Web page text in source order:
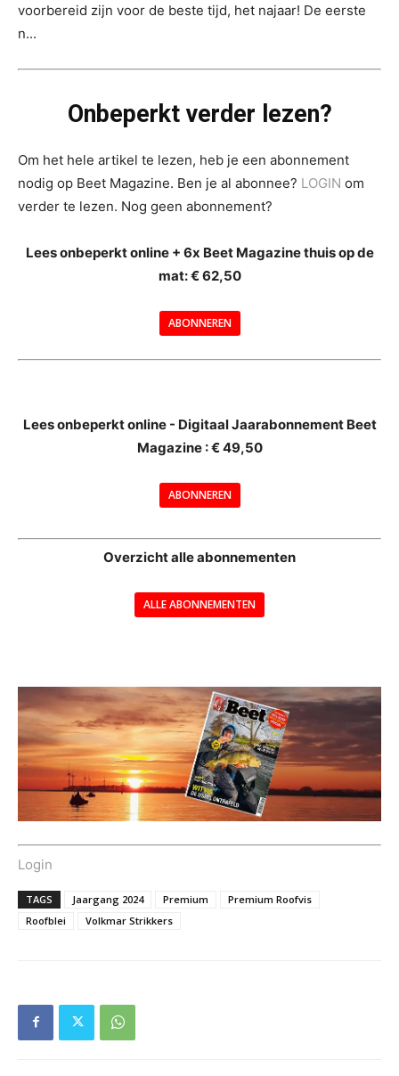
voorbereid zijn voor de beste tijd, het najaar! De eerste
n...
Onbeperkt verder lezen?
Om het hele artikel te lezen, heb je een abonnement
nodig op Beet Magazine. Ben je al abonnee? LOGIN om
verder te lezen. Nog geen abonnement?
Lees onbeperkt online + 6x Beet Magazine thuis op de
mat: € 62,50
ABONNEREN
Lees onbeperkt online - Digitaal Jaarabonnement Beet
Magazine : € 49,50
ABONNEREN
Overzicht alle abonnementen
ALLE ABONNEMENTEN
Login
TAGS Jaargang 2024 Premium
Premium Roofvis
Roofblei
Volkmar Strikkers